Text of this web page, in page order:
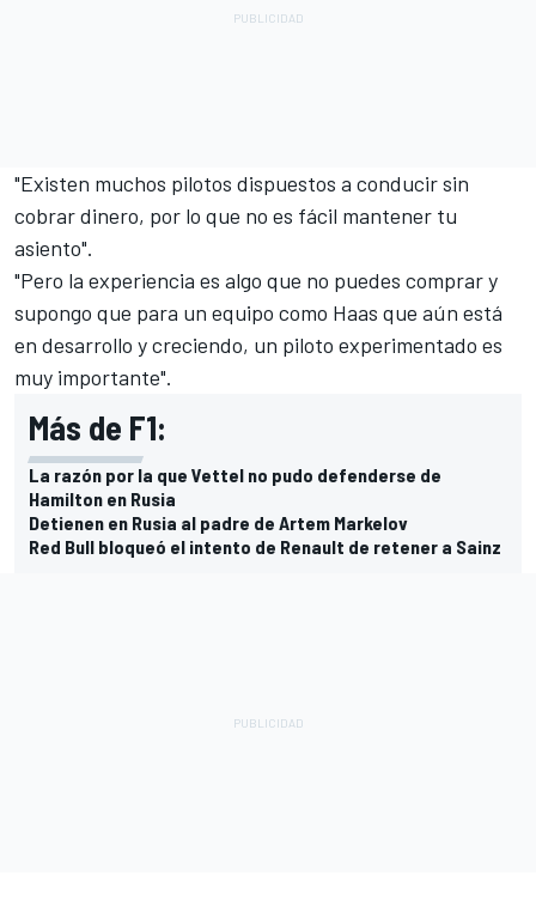
"Existen muchos pilotos dispuestos a conducir sin
cobrar dinero, por lo que no es fácil mantener tu
asiento".
"Pero la experiencia es algo que no puedes comprar y
supongo que para un equipo como Haas que aún está
en desarrollo y creciendo, un piloto experimentado es
muy importante".
Más de F1:
La razón por la que Vettel no pudo defenderse de
Hamilton en Rusia
Detienen en Rusia al padre de Artem Markelov
Red Bull bloqueó el intento de Renault de retener a Sainz